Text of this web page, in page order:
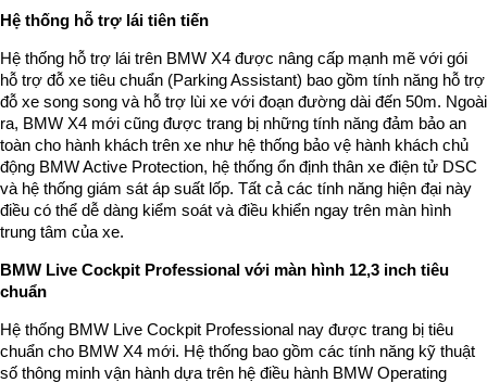
Hệ thống hỗ trợ lái tiên tiến
Hệ thống hỗ trợ lái trên BMW X4 được nâng cấp mạnh mẽ với gói
hỗ trợ đỗ xe tiêu chuẩn (Parking Assistant) bao gồm tính năng hỗ trợ
đỗ xe song song và hỗ trợ lùi xe với đoạn đường dài đến 50m. Ngoài
ra, BMW X4 mới cũng được trang bị những tính năng đảm bảo an
toàn cho hành khách trên xe như hệ thống bảo vệ hành khách chủ
động BMW Active Protection, hệ thống ổn định thân xe điện tử DSC
và hệ thống giám sát áp suất lốp. Tất cả các tính năng hiện đại này
điều có thể dễ dàng kiểm soát và điều khiển ngay trên màn hình
trung tâm của xe.
BMW Live Cockpit Professional với màn hình 12,3 inch tiêu
chuẩn
Hệ thống BMW Live Cockpit Professional nay được trang bị tiêu
chuẩn cho BMW X4 mới. Hệ thống bao gồm các tính năng kỹ thuật
số thông minh vận hành dựa trên hệ điều hành BMW Operating